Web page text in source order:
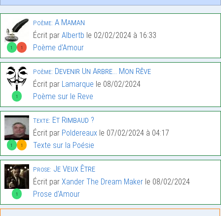
1 1
Poème: A Maman
Écrit par Albertb le 02/02/2024 à 16:33
Poème d'Amour
1
Poème: Devenir Un Arbre… Mon Rêve
Écrit par Lamarque le 08/02/2024
Poème sur le Reve
1 1
Texte: Et Rimbaud ?
Écrit par Poldereaux le 07/02/2024 à 04:17
Texte sur la Poésie
1
Prose: Je Veux Être
Écrit par Xander The Dream Maker le 08/02/2024
Prose d'Amour